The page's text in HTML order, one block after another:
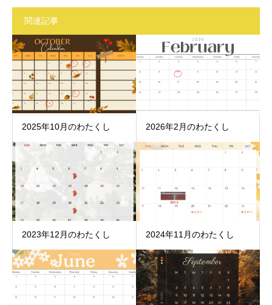
関連記事
2025年10月のわたくし 2026年2月のわたくし
2023年12月のわたくし 2024年11月のわたくし